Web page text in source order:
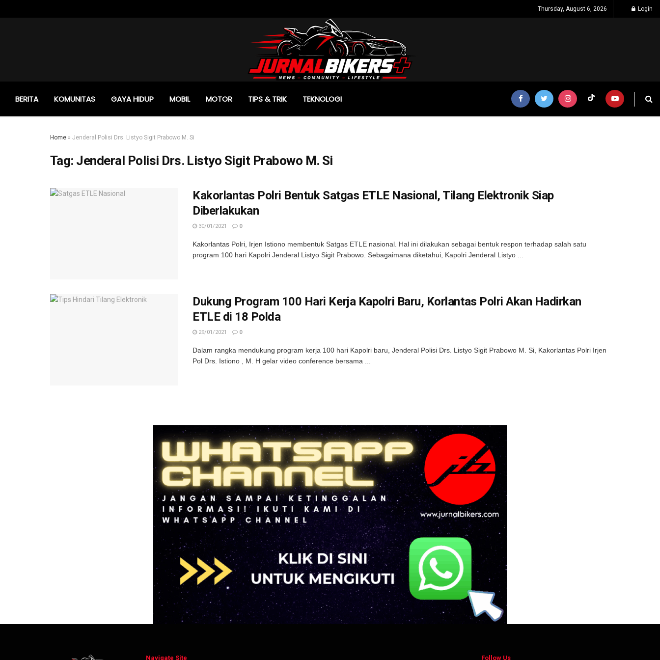
Thursday, August 6, 2026 Login
BERITA KOMUNITAS GAYA HIDUP MOBIL MOTOR TIPS & TRIK TEKNOLOGI
Home » Jenderal Polisi Drs. Listyo Sigit Prabowo M. Si
Tag: Jenderal Polisi Drs. Listyo Sigit Prabowo M. Si
Kakorlantas Polri Bentuk Satgas ETLE Nasional, Tilang Elektronik Siap
Diberlakukan
30/01/2021 0
Kakorlantas Polri, Irjen Istiono membentuk Satgas ETLE nasional. Hal ini dilakukan sebagai bentuk respon terhadap salah satu
program 100 hari Kapolri Jenderal Listyo Sigit Prabowo. Sebagaimana diketahui, Kapolri Jenderal Listyo ...
Dukung Program 100 Hari Kerja Kapolri Baru, Korlantas Polri Akan Hadirkan
ETLE di 18 Polda
29/01/2021 0
Dalam rangka mendukung program kerja 100 hari Kapolri baru, Jenderal Polisi Drs. Listyo Sigit Prabowo M. Si, Kakorlantas Polri Irjen
Pol Drs. Istiono , M. H gelar video conference bersama ...
Navigate Site Follow Us